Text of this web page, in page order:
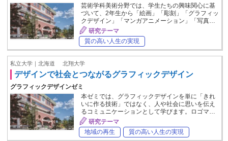
芸術学科美術分野では、学⽣たちの興味関⼼に基
づいて、2年生から「絵画」「彫刻」「グラフィッ
クデザイン」「マンガアニメーション」「写真…
研究テーマ
質の高い人生の実現
私立大学｜北海道 北翔大学
デザインで社会とつながるグラフィックデザイン
グラフィックデザインゼミ
本ゼミでは、グラフィックデザインを単に「きれ
いに作る技術」ではなく、人や社会に思いを伝え
るコミュニケーションとして学びます。ロゴマ…
研究テーマ
地域の再生
質の高い人生の実現